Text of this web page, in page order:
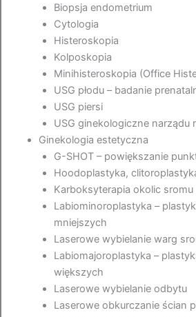
Biopsja endometrium
Cytologia
Histeroskopia
Kolposkopia
Minihisteroskopia (Office
USG płodu – badanie
USG piersi
USG ginekologiczne narządu
Ginekologia estetyczna
G-SHOT – powiększanie
Hoodoplastyka,
Karboksyterapia okolic
Labiominoroplastyka –
mniejszych
Laserowe wybielanie warg
Labiomajoroplastyka –
większych
Laserowe wybielanie odbytu
Laserowe obkurczanie ścian